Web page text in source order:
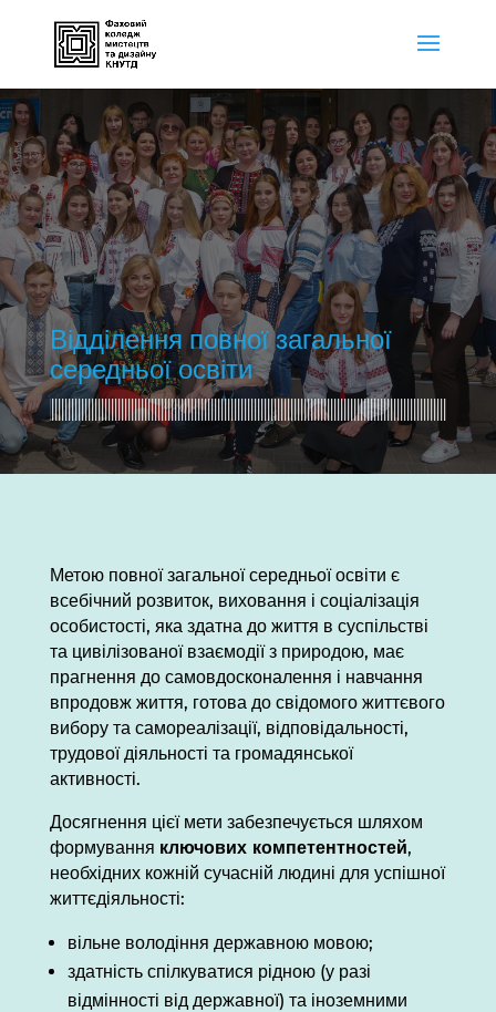
Відділення повної загальної
середньої освіти
Метою повної загальної середньої освіти є
всебічний розвиток, виховання і соціалізація
особистості, яка здатна до життя в суспільстві
та цивілізованої взаємодії з природою, має
прагнення до самовдосконалення і навчання
впродовж життя, готова до свідомого життєвого
вибору та самореалізації, відповідальності,
трудової діяльності та громадянської
активності.
Досягнення цієї мети забезпечується шляхом
формування ключових компетентностей,
необхідних кожній сучасній людині для успішної
життєдіяльності:
вільне володіння державною мовою;
здатність спілкуватися рідною (у разі
відмінності від державної) та іноземними